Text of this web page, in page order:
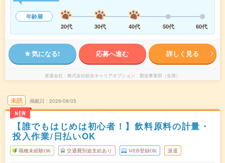
年齢層
20代
30代 40代 50代 60代
気になる! 応募へ進む 詳しく見る
派遣会社 株式会社綜合キャリアオプション 製造事業部（全国）
未読
NEW
掲載日 2026/08/05
【誰でもはじめは初心者！】飲料原料の計量・
投入作業/日払いOK
職種未経験OK 交通費別途支給あり WEB登録OK 派遣